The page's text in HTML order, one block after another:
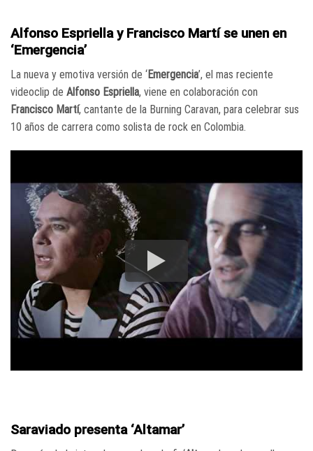
Alfonso Espriella y Francisco Martí se unen en
‘Emergencia’
La nueva y emotiva versión de ‘Emergencia’, el mas reciente
videoclip de Alfonso Espriella, viene en colaboración con
Francisco Martí, cantante de la Burning Caravan, para celebrar sus
10 años de carrera como solista de rock en Colombia.
Saraviado presenta ‘Altamar’